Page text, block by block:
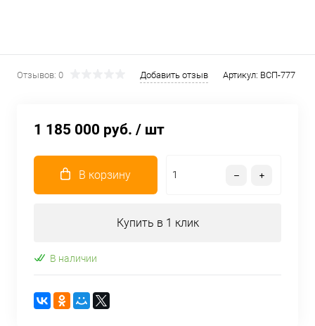
Отзывов: 0 Добавить отзыв Артикул: ВСП-777
1 185 000 руб. / шт
В корзину
Купить в 1 клик
В наличии